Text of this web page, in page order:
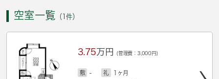
空室一覧 （1件）
3.75万円 (管理費：3,000円)
敷 - 礼
1ヶ月